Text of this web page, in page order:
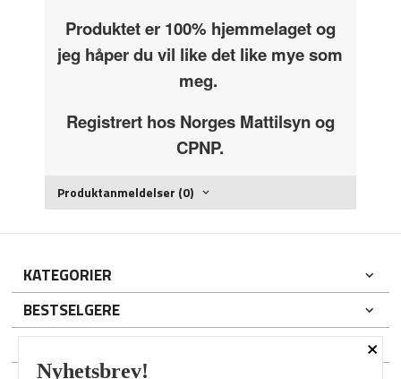
Produktet er 100% hjemmelaget og
jeg håper du vil like det like mye som
meg.
Registrert hos Norges Mattilsyn og
CPNP.
Produktanmeldelser (0)
KATEGORIER
BESTSELGERE
DIN KONTO
×
Nyhetsbrev!